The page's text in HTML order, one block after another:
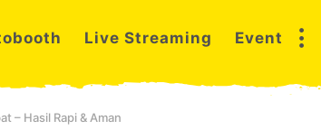
Live Streaming Event
– Hasil Rapi & Aman